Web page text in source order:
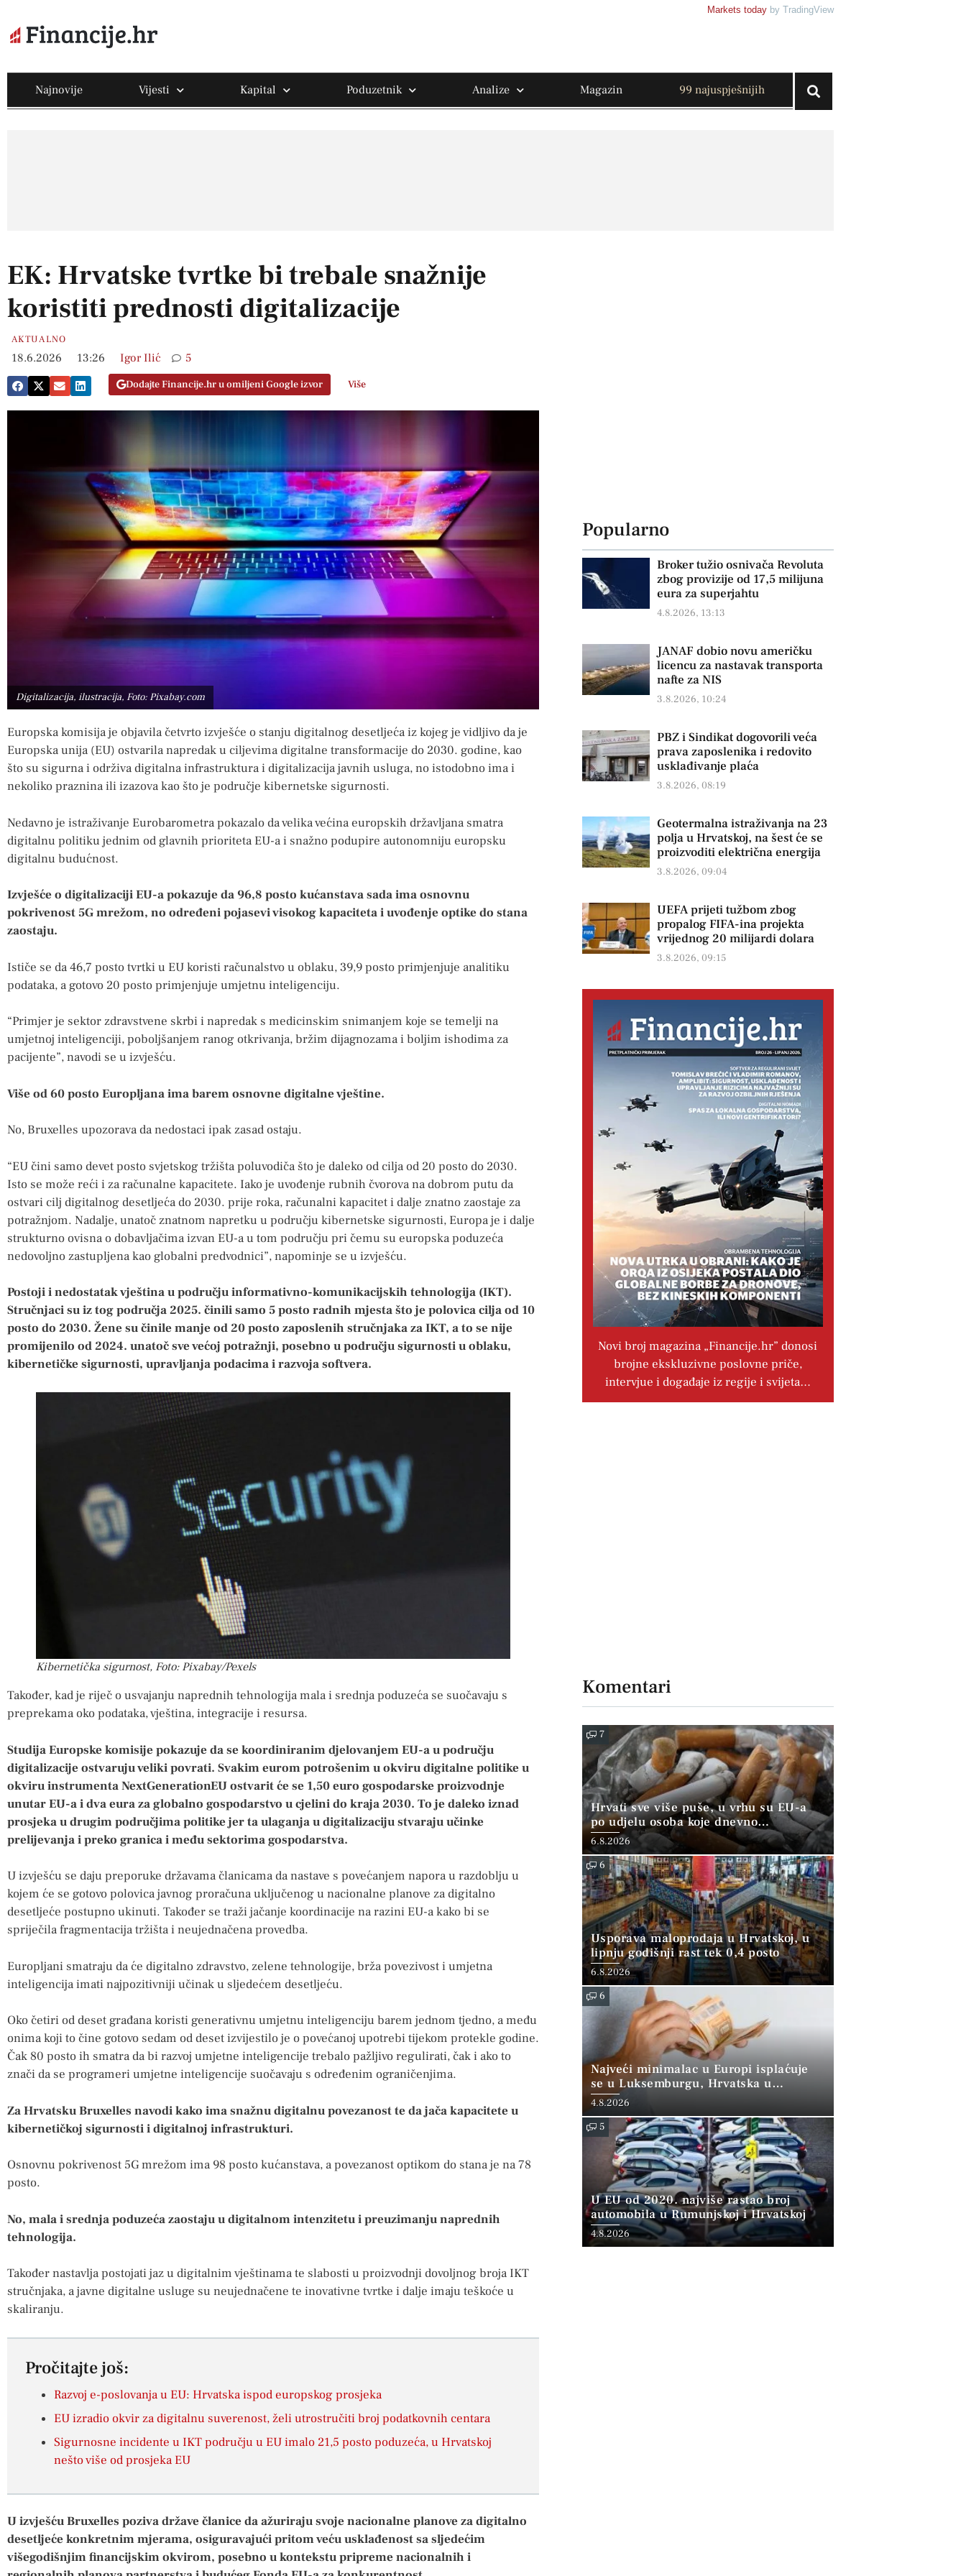
Markets today by TradingView
Najnovije Vijesti Kapital Poduzetnik Analize Magazin 99 najuspješnijih
EK: Hrvatske tvrtke bi trebale snažnije
koristiti prednosti digitalizacije
AKTUALNO
18.6.2026 13:26 Igor Ilić 5
Dodajte Financije.hr u omiljeni Google izvor Više
Digitalizacija, ilustracija, Foto: Pixabay.com
Europska komisija je objavila četvrto izvješće o stanju digitalnog desetljeća iz kojeg je vidljivo da je
Europska unija (EU) ostvarila napredak u ciljevima digitalne transformacije do 2030. godine, kao
što su sigurna i održiva digitalna infrastruktura i digitalizacija javnih usluga, no istodobno ima i
nekoliko praznina ili izazova kao što je područje kibernetske sigurnosti.
Nedavno je istraživanje Eurobarometra pokazalo da velika većina europskih državljana smatra
digitalnu politiku jednim od glavnih prioriteta EU-a i snažno podupire autonomniju europsku
digitalnu budućnost.
Izvješće o digitalizaciji EU-a pokazuje da 96,8 posto kućanstava sada ima osnovnu
pokrivenost 5G mrežom, no određeni pojasevi visokog kapaciteta i uvođenje optike do stana
zaostaju.
Ističe se da 46,7 posto tvrtki u EU koristi računalstvo u oblaku, 39,9 posto primjenjuje analitiku
podataka, a gotovo 20 posto primjenjuje umjetnu inteligenciju.
“Primjer je sektor zdravstvene skrbi i napredak s medicinskim snimanjem koje se temelji na
umjetnoj inteligenciji, poboljšanjem ranog otkrivanja, bržim dijagnozama i boljim ishodima za
pacijente”, navodi se u izvješću.
Više od 60 posto Europljana ima barem osnovne digitalne vještine.
No, Bruxelles upozorava da nedostaci ipak zasad ostaju.
“EU čini samo devet posto svjetskog tržišta poluvodiča što je daleko od cilja od 20 posto do 2030.
Isto se može reći i za računalne kapacitete. Iako je uvođenje rubnih čvorova na dobrom putu da
ostvari cilj digitalnog desetljeća do 2030. prije roka, računalni kapacitet i dalje znatno zaostaje za
potražnjom. Nadalje, unatoč znatnom napretku u području kibernetske sigurnosti, Europa je i dalje
strukturno ovisna o dobavljačima izvan EU-a u tom području pri čemu su europska poduzeća
nedovoljno zastupljena kao globalni predvodnici”, napominje se u izvješću.
Postoji i nedostatak vještina u području informativno-komunikacijskih tehnologija (IKT).
Stručnjaci su iz tog područja 2025. činili samo 5 posto radnih mjesta što je polovica cilja od 10
posto do 2030. Žene su činile manje od 20 posto zaposlenih stručnjaka za IKT, a to se nije
promijenilo od 2024. unatoč sve većoj potražnji, posebno u području sigurnosti u oblaku,
kibernetičke sigurnosti, upravljanja podacima i razvoja softvera.
Kibernetička sigurnost, Foto: Pixabay/Pexels
Također, kad je riječ o usvajanju naprednih tehnologija mala i srednja poduzeća se suočavaju s
preprekama oko podataka, vještina, integracije i resursa.
Studija Europske komisije pokazuje da se koordiniranim djelovanjem EU-a u području
digitalizacije ostvaruju veliki povrati. Svakim eurom potrošenim u okviru digitalne politike u
okviru instrumenta NextGenerationEU ostvarit će se 1,50 euro gospodarske proizvodnje
unutar EU-a i dva eura za globalno gospodarstvo u cjelini do kraja 2030. To je daleko iznad
prosjeka u drugim područjima politike jer ta ulaganja u digitalizaciju stvaraju učinke
prelijevanja i preko granica i među sektorima gospodarstva.
U izvješću se daju preporuke državama članicama da nastave s povećanjem napora u razdoblju u
kojem će se gotovo polovica javnog proračuna uključenog u nacionalne planove za digitalno
desetljeće postupno ukinuti. Također se traži jačanje koordinacije na razini EU-a kako bi se
spriječila fragmentacija tržišta i neujednačena provedba.
Europljani smatraju da će digitalno zdravstvo, zelene tehnologije, brža povezivost i umjetna
inteligencija imati najpozitivniji učinak u sljedećem desetljeću.
Oko četiri od deset građana koristi generativnu umjetnu inteligenciju barem jednom tjedno, a među
onima koji to čine gotovo sedam od deset izvijestilo je o povećanoj upotrebi tijekom protekle godine.
Čak 80 posto ih smatra da bi razvoj umjetne inteligencije trebalo pažljivo regulirati, čak i ako to
znači da se programeri umjetne inteligencije suočavaju s određenim ograničenjima.
Za Hrvatsku Bruxelles navodi kako ima snažnu digitalnu povezanost te da jača kapacitete u
kibernetičkoj sigurnosti i digitalnoj infrastrukturi.
Osnovnu pokrivenost 5G mrežom ima 98 posto kućanstava, a povezanost optikom do stana je na 78
posto.
No, mala i srednja poduzeća zaostaju u digitalnom intenzitetu i preuzimanju naprednih
tehnologija.
Također nastavlja postojati jaz u digitalnim vještinama te slabosti u proizvodnji dovoljnog broja IKT
stručnjaka, a javne digitalne usluge su neujednačene te inovativne tvrtke i dalje imaju teškoće u
skaliranju.
Pročitajte još:
Razvoj e-poslovanja u EU: Hrvatska ispod europskog prosjeka
EU izradio okvir za digitalnu suverenost, želi utrostručiti broj podatkovnih centara
Sigurnosne incidente u IKT području u EU imalo 21,5 posto poduzeća, u Hrvatskoj
nešto više od prosjeka EU
U izvješću Bruxelles poziva države članice da ažuriraju svoje nacionalne planove za digitalno
desetljeće konkretnim mjerama, osiguravajući pritom veću usklađenost sa sljedećim
višegodišnjim financijskim okvirom, posebno u kontekstu pripreme nacionalnih i
Popularno
Broker tužio osnivača Revoluta
zbog provizije od 17,5 milijuna
eura za superjahtu
4.8.2026, 13:13
JANAF dobio novu američku
licencu za nastavak transporta
nafte za NIS
3.8.2026, 10:24
PBZ i Sindikat dogovorili veća
prava zaposlenika i redovito
usklađivanje plaća
3.8.2026, 08:19
Geotermalna istraživanja na 23
polja u Hrvatskoj, na šest će se
proizvoditi električna energija
3.8.2026, 09:04
UEFA prijeti tužbom zbog
propalog FIFA-ina projekta
vrijednog 20 milijardi dolara
3.8.2026, 09:15
Novi broj magazina „Financije.hr” donosi
brojne ekskluzivne poslovne priče,
intervjue i događaje iz regije i svijeta…
Komentari
7
Hrvati sve više puše, u vrhu su EU-a
po udjelu osoba koje dnevno
konzumiraju duhan
6.8.2026
6
Usporava maloprodaja u Hrvatskoj, u
lipnju godišnji rast tek 0,4 posto
6.8.2026
6
Najveći minimalac u Europi isplaćuje
se u Luksemburgu, Hrvatska u
“srednjoj skupini”
4.8.2026
5
U EU od 2020. najviše rastao broj
automobila u Rumunjskoj i Hrvatskoj
4.8.2026